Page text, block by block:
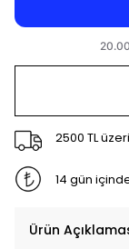
2500 TL
14 gün
Ürün